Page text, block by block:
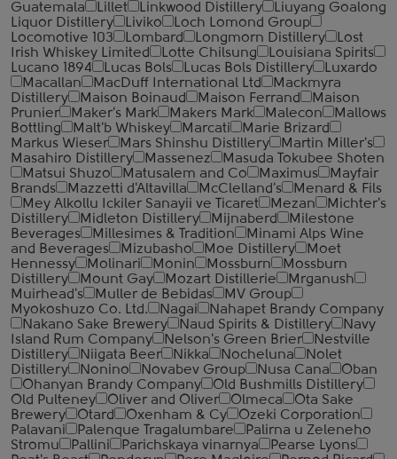
Guatemala
Lillet Linkwood Distillery
Liuyang Goalong
Liquor Distillery
Liviko
Loch Lomond Group
Locomotive 103
Lombard Longmorn Distillery
Lost
Irish Whiskey Limited
Lotte Chilsung
Louisiana Spirits
Lucano 1894
Lucas Bols Lucas Bols Distillery
Luxardo
Macallan
MacDuff International Ltd
Mackmyra
Distillery
Maison Boinaud Maison Ferrand
Maison
Prunier
Maker's Mark Makers Mark Malecon
Mallows
Bottling
Malt'b Whiskey Marcati
Marie Brizard
Markus Wieser
Mars Shinshu Distillery
Martin Miller's
Masahiro Distillery
Massenez
Masuda Tokubee Shoten
Matsui Shuzo
Matusalem and Co Maximus
Mayfair
Brands
Mazzetti d'Altavilla McClelland's
Menard & Fils
Mey Alkollu Ickiler Sanayii ve Ticaret
Mezan
Michter's
Distillery
Midleton Distillery Mijnaberd
Milestone
Beverages
Millesimes & Tradition
Minami Alps Wine
and Beverages
Mizubasho Moe Distillery
Moet
Hennessy
Molinari Monin Mossburn
Mossburn
Distillery
Mount Gay Mozart Distillerie
Mrganush
Muirhead's
Muller de Bebidas
MV Group
Myokoshuzo Co. Ltd.
Nagai
Nahapet Brandy Company
Nakano Sake Brewery
Naud Spirits & Distillery
Navy
Island Rum Company
Nelson's Green Brier
Nestville
Distillery
Niigata Beer Nikka Nocheluna
Nolet
Distillery
Nonino Novabev Group Nusa Cana
Oban
Ohanyan Brandy Company
Old Bushmills Distillery
Old Pulteney
Oliver and Oliver Olmeca
Ota Sake
Brewery
Otard Oxenham & Cy
Ozeki Corporation
Palavani
Palenque Tragalumbare
Palirna u Zeleneho
Stromu
Pallini Parichskaya vinarnya
Pearse Lyons